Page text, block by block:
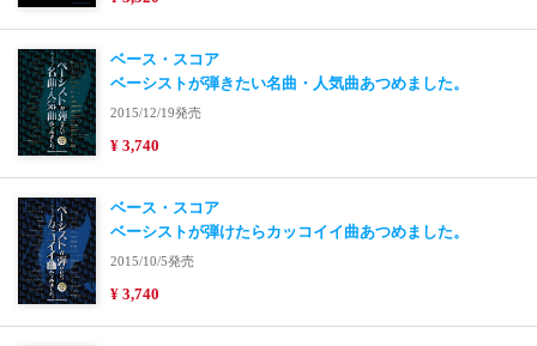
ベース・スコア
ベーシストが弾きたい名曲・人気曲あつめました。
2015/12/19発売
¥ 3,740
ベース・スコア
ベーシストが弾けたらカッコイイ曲あつめました。
2015/10/5発売
¥ 3,740